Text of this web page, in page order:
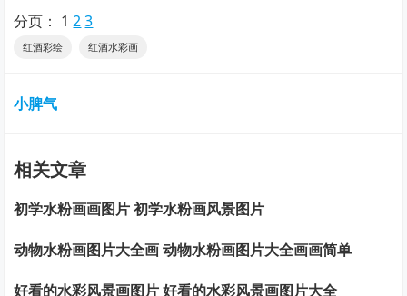
分页： 1 2 3
红酒彩绘 红酒水彩画
小脾气
相关文章
初学水粉画画图片 初学水粉画风景图片
动物水粉画图片大全画 动物水粉画图片大全画画简单
好看的水彩风景画图片 好看的水彩风景画图片大全